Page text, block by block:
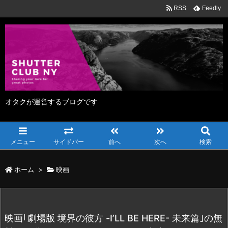
オタクが運営するブログです
メニュー サイドバー 前へ 次へ 検索
RSS Feedly
ホーム > 映画
映画｢劇場版 境界の彼方 -I’LL BE HERE- 未来篇｣の無